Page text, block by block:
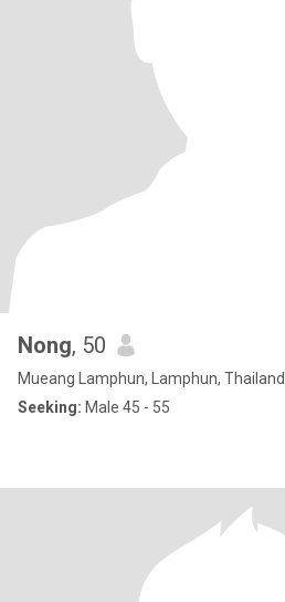
Nong, 50
Mueang Lamphun, Lamphun, Thailand
Seeking: Male 45 - 55